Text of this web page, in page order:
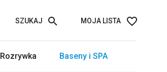
MOJA LISTA
SZUKAJ
Rozrywka Baseny i SPA